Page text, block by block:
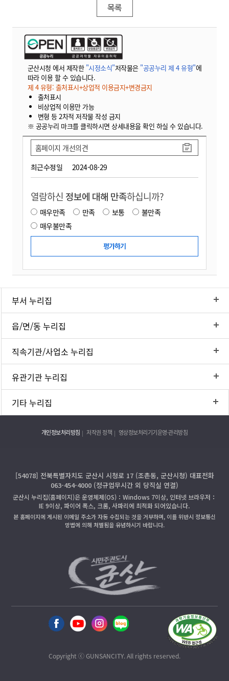
목록
군산시청 에서 제작한 "시정소식"저작물은 "공공누리 제 4 유형"에
따라 이용 할 수 있습니다.
제 4 유형: 출처표시+상업적 이용금지+변경금지
출처표시
비상업적 이용만 가능
변형 등 2차적 저작물 작성 금지
※ 공공누리 마크를 클릭하시면 상세내용을 확인 하실 수 있습니다.
최근수정일 2024-08-29
홈페이지 개선의견
열람하신 정보에 대해 만족하십니까?
매우만족 만족 보통
불만족
매우불만족
부서 누리집
읍/면/동 누리집
직속기관/사업소 누리집
유관기관 누리집
기타 누리집
개인정보처리방침 저작권 정책 영상정보처리기기운영·관리방침
[54078] 전북특별자치도 군산시 시청로 17 (조촌동, 군산시청) 대표전화
063-454-4000 (정규업무시간 외 당직실 연결)
군산시 누리집(홈페이지)은 운영체제(OS)：Windows 7이상, 인터넷 브라우저：
IE 9이상, 파이어 폭스, 크롬, 사파리에 최적화 되어있습니다.
본 홈페이지에 게시된 이메일 주소가 자동 수집되는 것을 거부하며, 이를 위반시 정보통신
망법에 의해 처벌됨을 유념하시기 바랍니다.
Copyright ⓒ GUNSANCITY. All rights reserved.